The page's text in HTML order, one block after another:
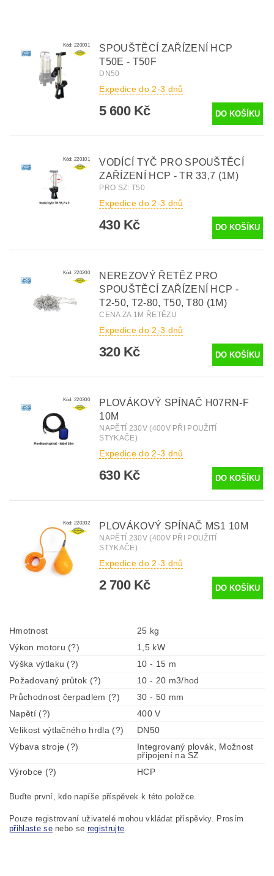
Kód:220001
SPOUŠTĚCÍ ZAŘÍZENÍ HCP
T50E - T50F
DN50
Expedice do 2-3 dnů
5 600 Kč
Kód:220101
VODÍCÍ TYČ PRO SPOUŠTĚCÍ
ZAŘÍZENÍ HCP - TR 33,7 (1M)
PRO SZ: T50
Expedice do 2-3 dnů
430 Kč
Kód:220200
NEREZOVÝ ŘETĚZ PRO
SPOUŠTĚCÍ ZAŘÍZENÍ HCP -
T2-50, T2-80, T50, T80 (1M)
CENA ZA 1M ŘETĚZU
Expedice do 2-3 dnů
320 Kč
Kód:220300
PLOVÁKOVÝ SPÍNAČ H07RN-F
10M
NAPĚTÍ 230V (400V PŘI POUŽITÍ
STYKAČE)
Expedice do 2-3 dnů
630 Kč
Kód:220302 PLOVÁKOVÝ SPÍNAČ MS1 10M
NAPĚTÍ 230V (400V PŘI POUŽITÍ
STYKAČE)
Expedice do 2-3 dnů
2 700 Kč
Hmotnost
25 kg
Výkon motoru (?)
1,5 kW
Výška výtlaku (?)
10 - 15 m
Požadovaný průtok (?)
10 - 20 m3/hod
Průchodnost čerpadlem (?)
30 - 50 mm
Napětí (?)
400 V
Velikost výtlačného hrdla (?)
DN50
Výbava stroje (?)
Integrovaný plovák, Možnost
připojení na SZ
Výrobce (?)
HCP
Buďte první, kdo napíše příspěvek k této položce.
Pouze registrovaní uživatelé mohou vkládat příspěvky. Prosím
přihlaste senebo se registrujte